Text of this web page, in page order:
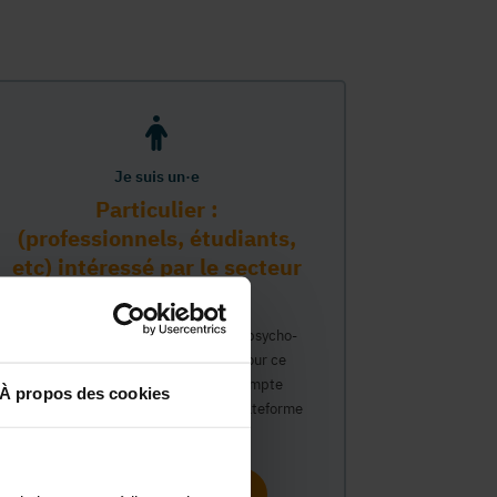
À propos des cookies
Je suis un·e
Particulier :
(professionnels, étudiants,
etc) intéressé par le secteur
PMS
Vous travaillez déjà dans le secteur psycho-
médico-social ou avez un intérêt pour ce
secteur et souhaitez obtenir un compte
personnel pour interagir sur notre plateforme